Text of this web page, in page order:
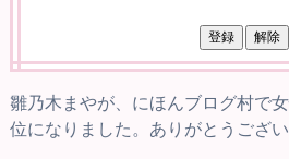
雛乃木まやが、にほんブログ村で
位になりました。ありがとうござい